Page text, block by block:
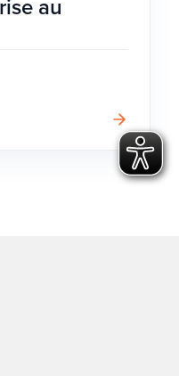
au